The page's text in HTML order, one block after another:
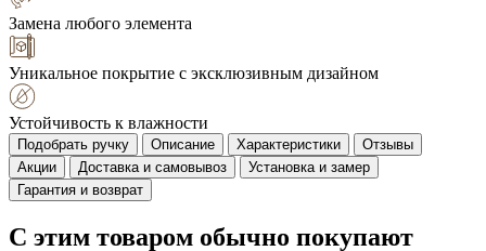
Замена любого элемента
Уникальное покрытие с эксклюзивным дизайном
Устойчивость к влажности
Подобрать ручку Описание Характеристики
Отзывы
Акции
Доставка и самовывоз
Установка и замер
Гарантия и возврат
С этим товаром обычно покупают